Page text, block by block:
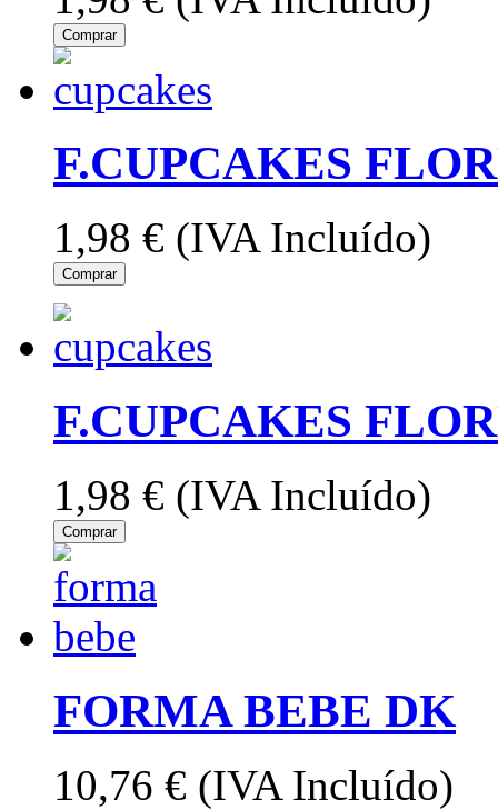
Comprar
F.CUPCAKES
1,98 € (IVA Incluído)
Comprar
F.CUPCAKES
1,98 € (IVA Incluído)
Comprar
FORMA BEBE DK
10,76 € (IVA Incluído)